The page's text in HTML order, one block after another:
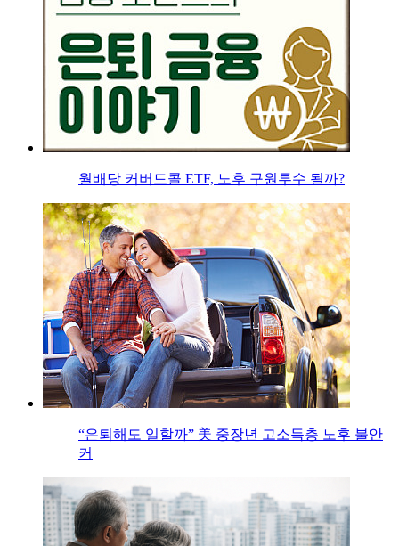
월배당 커버드콜 ETF, 노후 구원투수 될까?
“은퇴해도 일할까” 美 중장년 고소득층 노후 불안
커